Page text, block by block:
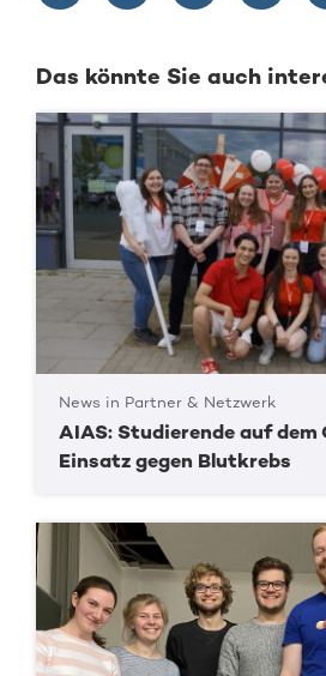
Das könnte Sie auch
News in Partner & Netzwerk
AIAS: Studierende auf dem
Einsatz gegen Blutkrebs